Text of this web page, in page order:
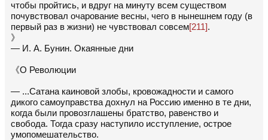
чтобы пройтись, и вдруг на минуту всем существом
почувствовал очарование весны, чего в нынешнем году (в
первый раз в жизни) не чувствовал совсем[211].
》
— И. А. Бунин. Окаянные дни
《О Революции
— ...Сатана каиновой злобы, кровожадности и самого
дикого самоуправства дохнул на Россию именно в те дни,
когда были провозглашены братство, равенство и
свобода. Тогда сразу наступило исступление, острое
умопомешательство.